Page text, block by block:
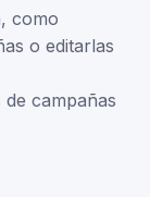
como
o editarlas
campañas